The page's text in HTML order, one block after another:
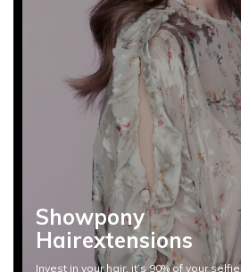
Showpony
Hairextensions
Invest in your hair, it’s 90% of your selfie